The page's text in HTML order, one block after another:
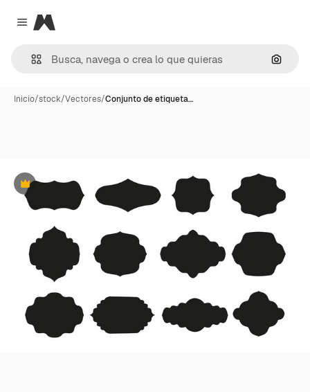
Close menu
Magnific
Inicio/stock/Vectores/Conjunto de etiqueta…
Premium